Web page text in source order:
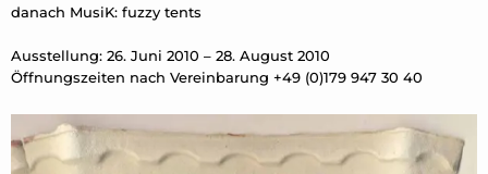
danach MusiK: fuzzy tents
Ausstellung: 26. Juni 2010 – 28. August 2010
Öffnungszeiten nach Vereinbarung +49 (0)179 947 30 40